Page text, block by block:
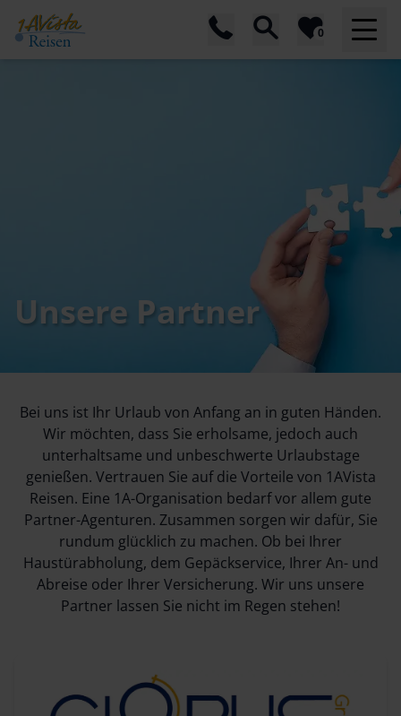
0
Unsere Partner
Bei uns ist Ihr Urlaub von Anfang an in guten Händen.
Wir möchten, dass Sie erholsame, jedoch auch
unterhaltsame und unbeschwerte Urlaubstage
genießen. Vertrauen Sie auf die Vorteile von 1AVista
Reisen. Eine 1A-Organisation bedarf vor allem gute
Partner-Agenturen. Zusammen sorgen wir dafür, Sie
rundum glücklich zu machen. Ob bei Ihrer
Haustürabholung, dem Gepäckservice, Ihrer An- und
Abreise oder Ihrer Versicherung. Wir uns unsere
Partner lassen Sie nicht im Regen stehen!